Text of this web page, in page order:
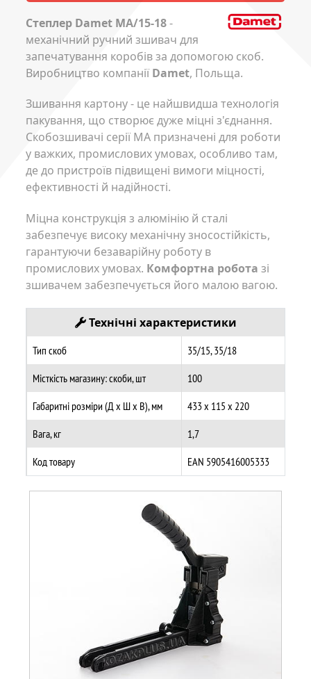
Степлер Damet MA/15-18-
механічний ручний зшивач для
запечатування коробів за допомогою скоб.
Виробництво компанії Damet, Польща.
Зшивання картону - це найшвидша технологія
пакування, що створює дуже міцні з'єднання.
Скобозшивачі серії MA призначені для роботи
у важких, промислових умовах, особливо там,
де до пристроїв підвищені вимоги міцності,
ефективності й надійності.
Міцна конструкція з алюмінію й сталі
забезпечує високу механічну зносостійкість,
гарантуючи безаварійну роботу в
промислових умовах. Комфортна робота зі
зшивачем забезпечується його малою вагою.
Технічні характеристики
Тип скоб
35/15, 35/18
Місткість магазину: скоби, шт
100
Габаритні розміри (Д х Ш х В), мм
433 x 115 х 220
Вага, кг
1,7
Код товару
EAN 5905416005333